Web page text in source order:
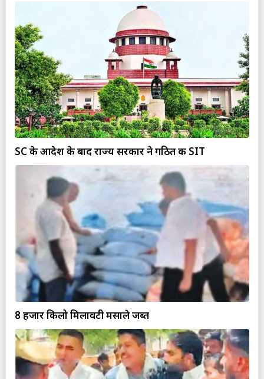
SC के आदेश के बाद राज्य सरकार ने गठित की SIT
8 हजार किलो मिलावटी मसाले जब्त